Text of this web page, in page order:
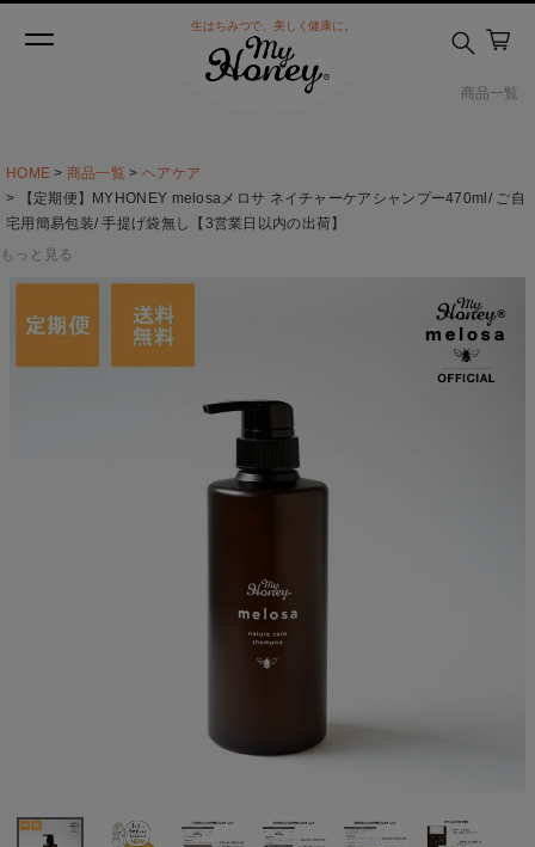
商品一覧
生はちみつで、美しく健康に。
HOME 商品一覧
ヘアケア
【定期便】MYHONEY melosaメロサ ネイチャーケアシャンプー470ml/ ご自
宅用簡易包装/ 手提げ袋無し【3営業日以内の出荷】
もっと見る